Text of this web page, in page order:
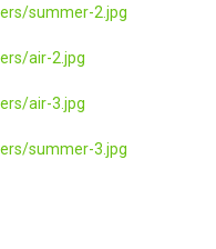
summer-2.jpg
air-2.jpg
air-3.jpg
summer-3.jpg